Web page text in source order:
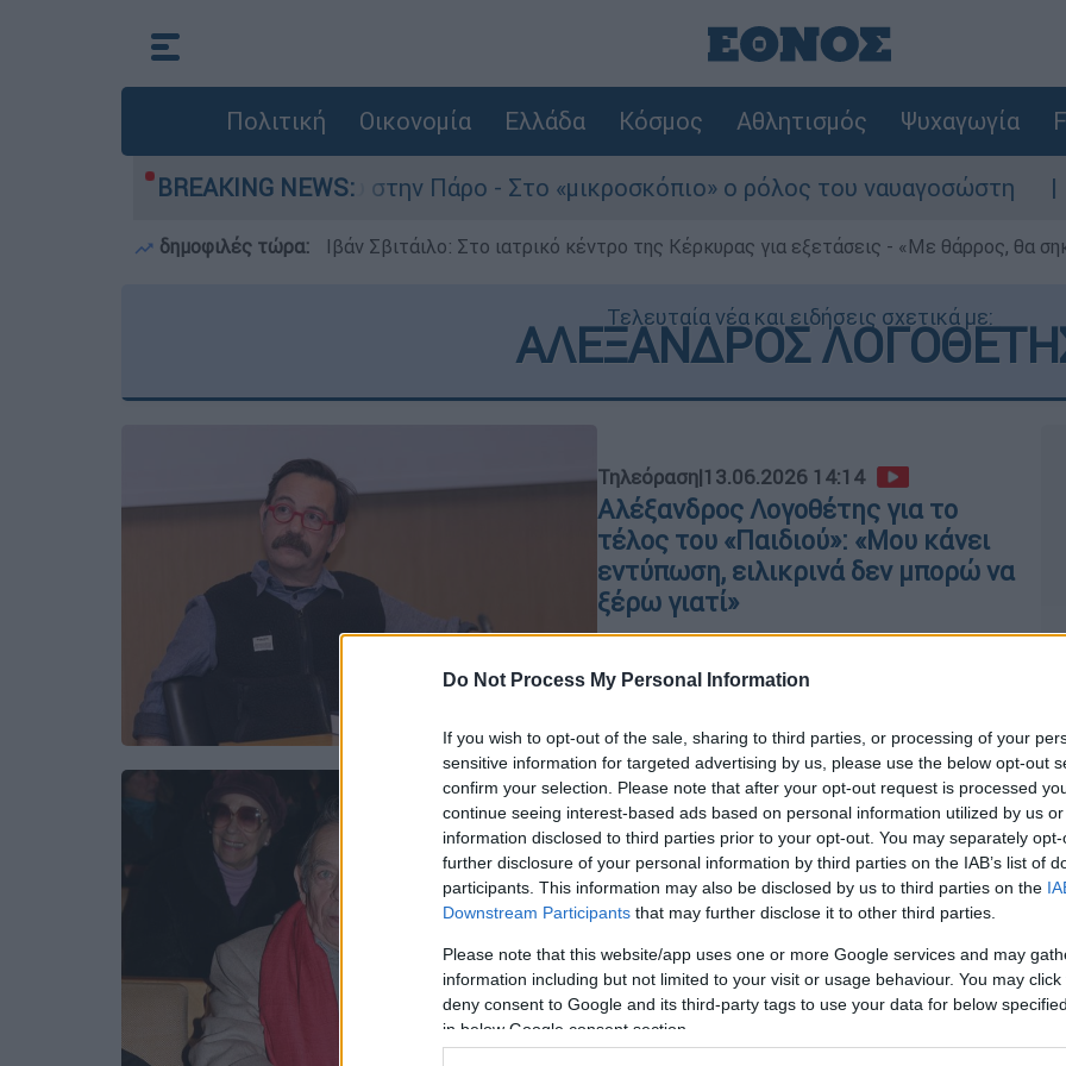
Do Not Process My Personal Information
If you wish to opt-out of the sale, sharing to third parties, or processing of your
sensitive information for targeted advertising by us, please use the below opt-out
confirm your selection. Please note that after your opt-out request is processed
continue seeing interest-based ads based on personal information utilized by us
information disclosed to third parties prior to your opt-out. You may separately
further disclosure of your personal information by third parties on the IAB’s list of
participants. This information may also be disclosed by us to third parties on the
Downstream Participants that may further disclose it to other third parties.
Please note that this website/app uses one or more Google services and may
information including but not limited to your visit or usage behaviour. You may
deny consent to Google and its third-party tags to use your data for below
in below Google consent section.
Πολιτική Οικονομία Ελλάδα Κόσμος Αθλητισμός Ψυχαγωγία
BREAKING NEWS:
τον θάνατο του 4χρονου στην Πάρο - Στο «μικροσκόπιο» ο ρόλος του ναυαγοσώστη
δημοφιλές τώρα: Ιβάν Σβιτάιλο: Στο ιατρικό κέντρο της Κέρκυρας για εξετάσεις - «Με θάρρος, θα
Τελευταία νέα και ειδήσεις σχετικά με:
ΑΛΕΞΑΝΔΡΟΣ
Τηλεόραση|13.06.2026 14:14
Αλέξανδρος Λογοθέτης για το
τέλος του «Παιδιού»: «Μου κάνει
εντύπωση, ειλικρινά δεν μπορώ να
ξέρω γιατί»
Ο ηθοποιός ξέσπασε μετά την
απόφαση της δημόσια τηλεόρασης
Lifestyle |28.02.2024 20:39
Όταν ο Θανάσης Βέγγος εξύμνησε
τον Ηλία Λογοθέτη - Η ανάρτηση
Δεληβοριά
Ο Φοίβος Δεληβοριάς, λίγες ώρες
μετά τον θάνατο του Ηλία Λογοθέτη,
γνωστοποιεί μία ιστορία του
παρελθόντος